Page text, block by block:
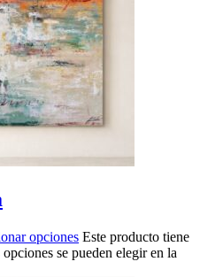
opciones Este producto tiene
se pueden elegir en la